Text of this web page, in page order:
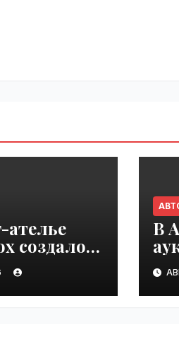
создало
версию
70 |
В